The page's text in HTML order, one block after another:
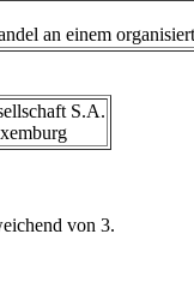
an einem
S.A.
von 3.